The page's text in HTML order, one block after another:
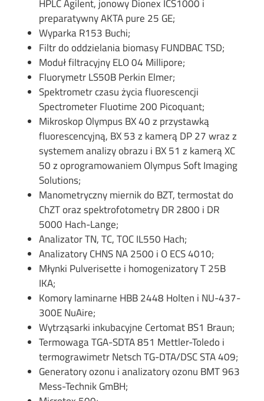
HPLC Agilent, jonowy Dionex ICS1000 i
preparatywny AKTA pure 25 GE;
Wyparka R153 Buchi;
Filtr do oddzielania biomasy FUNDBAC TSD;
Moduł filtracyjny ELO 04 Millipore;
Fluorymetr LS50B Perkin Elmer;
Spektrometr czasu życia fluorescencji
Spectrometer Fluotime 200 Picoquant;
Mikroskop Olympus BX 40 z przystawką
fluorescencyjną, BX 53 z kamerą DP 27 wraz z
systemem analizy obrazu i BX 51 z kamerą XC
50 z oprogramowaniem Olympus Soft Imaging
Solutions;
Manometryczny miernik do BZT, termostat do
ChZT oraz spektrofotometry DR 2800 i DR
5000 Hach-Lange;
Analizator TN, TC, TOC IL550 Hach;
Analizatory CHNS NA 2500 i O ECS 4010;
Młynki Pulverisette i homogenizatory T 25B
IKA;
Komory laminarne HBB 2448 Holten i NU-437-
300E NuAire;
Wytrząsarki inkubacyjne Certomat BS1 Braun;
Termowaga TGA-SDTA 851 Mettler-Toledo i
termograwimetr Netsch TG-DTA/DSC STA 409;
Generatory ozonu i analizatory ozonu BMT 963
Mess-Technik GmBH;